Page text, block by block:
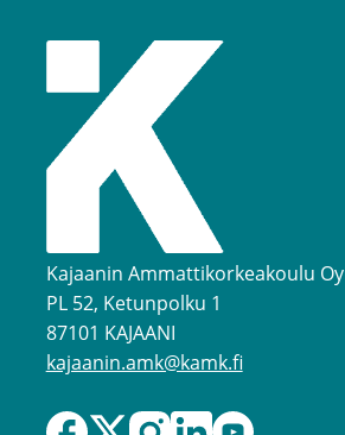
Kajaanin Ammattikorkeakoulu Oy
PL 52, Ketunpolku 1
87101 KAJAANI
kajaanin.amk@kamk.fi